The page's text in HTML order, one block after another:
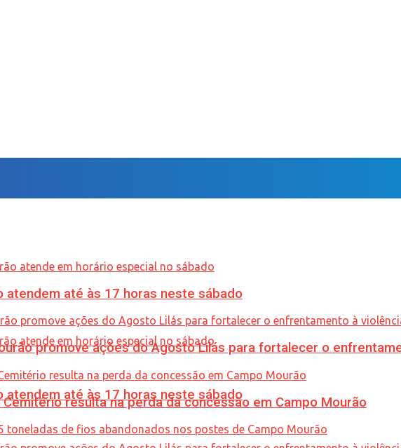
atendem até às 17 horas neste sábado
atendem até às 17 horas neste sábado
promove ações do Agosto Lilás para fortalecer o
resulta na perda da concessão em Campo Mourão